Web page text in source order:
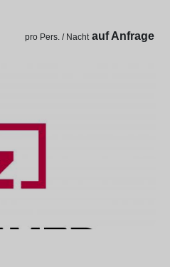
pro Pers. / Nacht auf Anfrage